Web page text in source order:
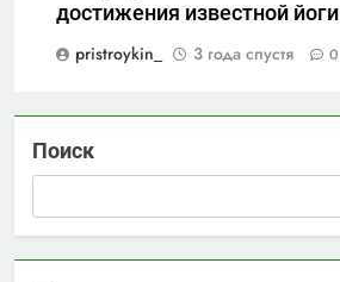
достижения известной йоги
pristroykin_
3 года спустя 0
Поиск